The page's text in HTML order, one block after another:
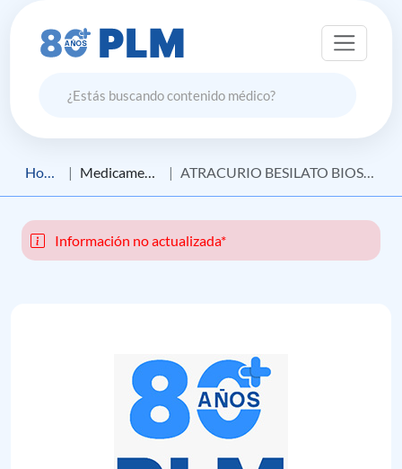
Home Medicamento ATRACURIO BESILATO BIOSANO
Información no actualizada*